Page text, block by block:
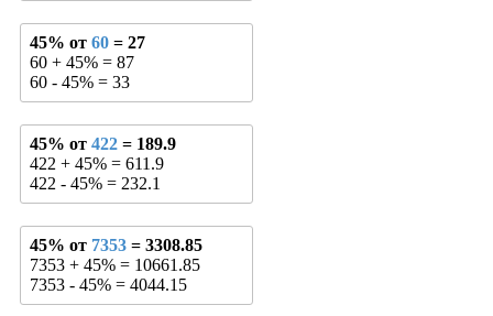
45% от 60 = 27
60 + 45% = 87
60 - 45% = 33
45% от 422 = 189.9
422 + 45% = 611.9
422 - 45% = 232.1
45% от 7353 = 3308.85
7353 + 45% = 10661.85
7353 - 45% = 4044.15